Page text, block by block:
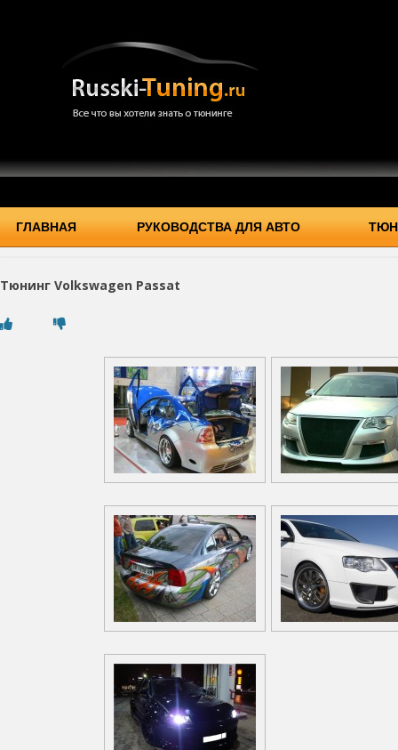
ГЛАВНАЯ РУКОВОДСТВА ДЛЯ АВТО
Тюнинг Volkswagen Passat